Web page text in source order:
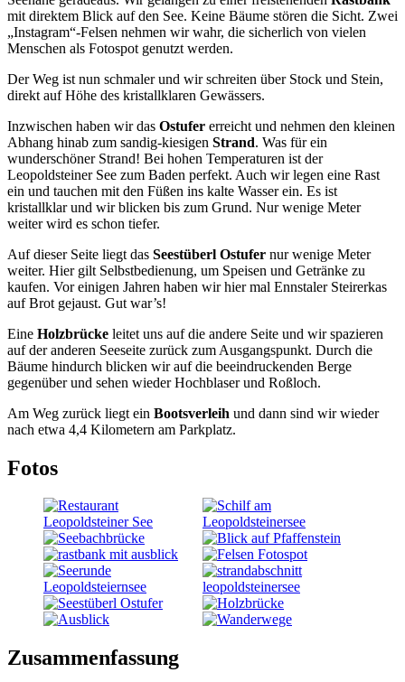
mit direktem Blick auf den See. Keine Bäume stören die Sicht. Zwei
„Instagram“-Felsen nehmen wir wahr, die sicherlich von vielen
Menschen als Fotospot genutzt werden.
Der Weg ist nun schmaler und wir schreiten über Stock und Stein,
direkt auf Höhe des kristallklaren Gewässers.
Inzwischen haben wir das Ostufer erreicht und nehmen den kleinen
Abhang hinab zum sandig-kiesigen Strand. Was für ein
wunderschöner Strand! Bei hohen Temperaturen ist der
Leopoldsteiner See zum Baden perfekt. Auch wir legen eine Rast
ein und tauchen mit den Füßen ins kalte Wasser ein. Es ist
kristallklar und wir blicken bis zum Grund. Nur wenige Meter
weiter wird es schon tiefer.
Auf dieser Seite liegt das Seestüberl Ostufer nur wenige Meter
weiter. Hier gilt Selbstbedienung, um Speisen und Getränke zu
kaufen. Vor einigen Jahren haben wir hier mal Ennstaler Steirerkas
auf Brot gejaust. Gut war’s!
Eine Holzbrücke leitet uns auf die andere Seite und wir spazieren
auf der anderen Seeseite zurück zum Ausgangspunkt. Durch die
Bäume hindurch blicken wir auf die beeindruckenden Berge
gegenüber und sehen wieder Hochblaser und Roßloch.
Am Weg zurück liegt ein Bootsverleih und dann sind wir wieder
nach etwa 4,4 Kilometern am Parkplatz.
Fotos
Zusammenfassung